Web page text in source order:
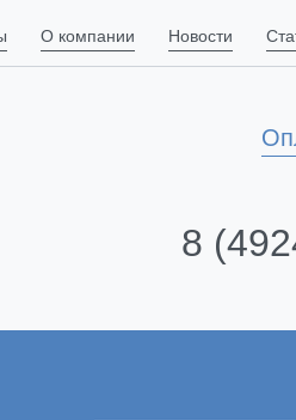
О компании Новости
8